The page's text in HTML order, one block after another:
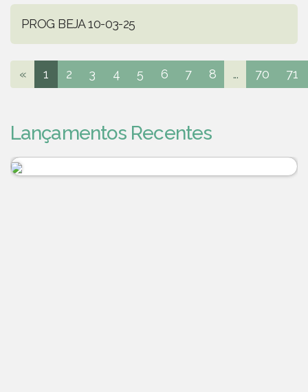
PROG BEJA 10-03-25
« 1 2 3 4 5 6 7 8 ... 70 71
Lançamentos Recentes